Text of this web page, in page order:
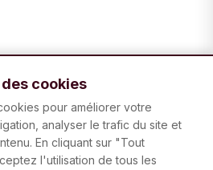
cookies
pour améliorer votre
analyser le trafic du site et
En cliquant sur "Tout
l'utilisation de tous les